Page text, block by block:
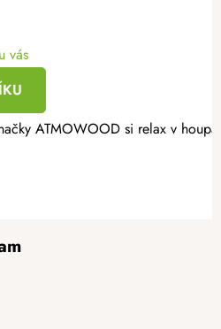
vás
ATMOWOOD si relax v